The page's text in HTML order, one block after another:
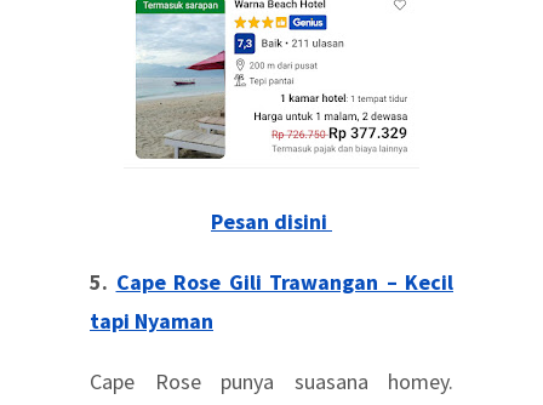
Pesan disini
5. Cape Rose Gili Trawangan – Kecil
tapi Nyaman
Cape Rose punya suasana homey.